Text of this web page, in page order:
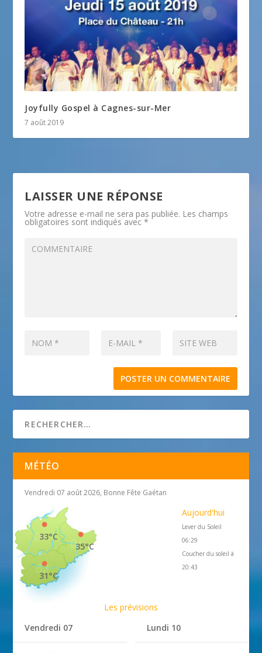
Joyfully Gospel à Cagnes-sur-Mer
7 août 2019
LAISSER UNE RÉPONSE
Votre adresse e-mail ne sera pas publiée. Les champs
obligatoires sont indiqués avec*
MÉTÉO
Vendredi 07 août 2026, Bonne Fête Gaétan
35°C
33°C
31°C
Aujourd'hui
Lever du Soleil
06:29
Coucher du soleil à
20:43
Les prévisions
Vendredi 07
Lundi 10